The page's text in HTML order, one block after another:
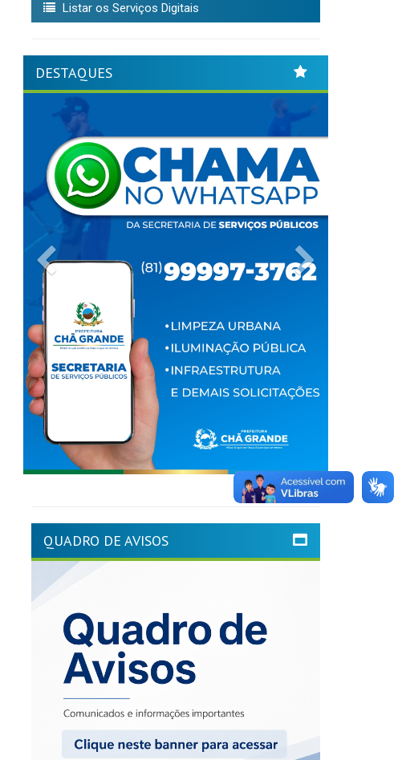
Listar os Serviços Digitais
DESTAQUES
Previous
QUADRO DE AVISOS